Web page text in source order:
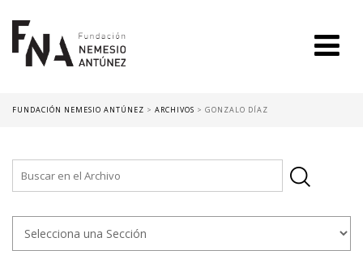
FUNDACIÓN NEMESIO ANTÚNEZ > ARCHIVOS > GONZALO DÍAZ